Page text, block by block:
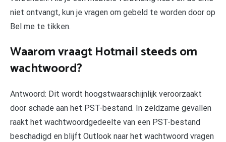
niet ontvangt, kun je vragen om gebeld te worden door op
Bel me te tikken.
Waarom vraagt Hotmail steeds om
wachtwoord?
Antwoord: Dit wordt hoogstwaarschijnlijk veroorzaakt
door schade aan het PST-bestand. In zeldzame gevallen
raakt het wachtwoordgedeelte van een PST-bestand
beschadigd en blijft Outlook naar het wachtwoord vragen